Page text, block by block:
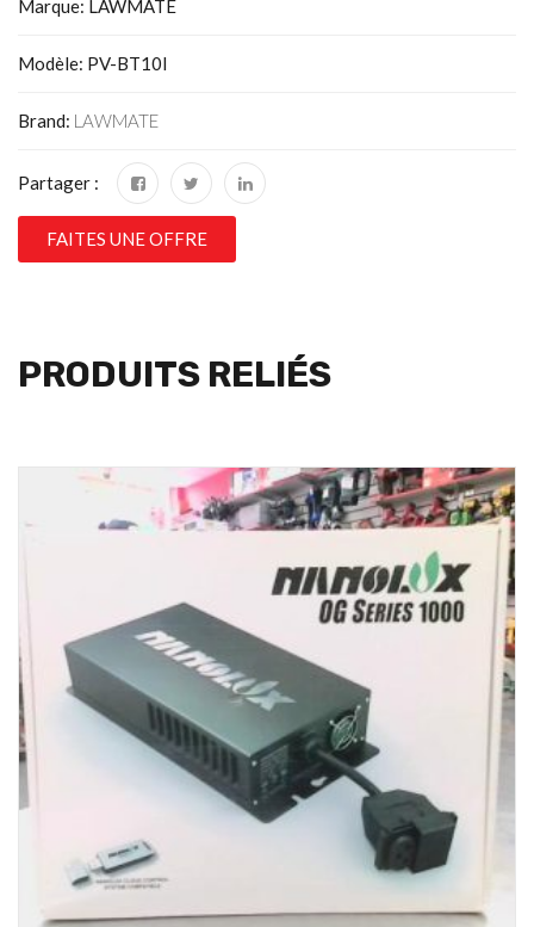
Marque: LAWMATE
Modèle: PV-BT10I
Brand: LAWMATE
Partager :
FAITES UNE OFFRE
PRODUITS RELIÉS